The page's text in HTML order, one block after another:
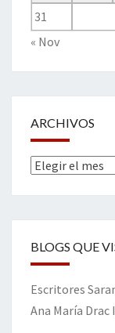
31
« Nov
ARCHIVOS
Archivos
BLOGS QUE
Escritores
Ana María Drac